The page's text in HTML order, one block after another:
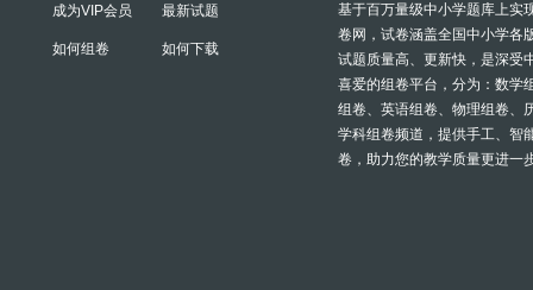
成为VIP会员 最新试题
如何组卷 如何下载
基于百万量级中小学题库上实
卷网，试卷涵盖全国中小学各
试题质量高、更新快，是深受
喜爱的组卷平台，分为：数学
组卷、英语组卷、物理组卷、
学科组卷频道，提供手工、智
卷，助力您的教学质量更进一